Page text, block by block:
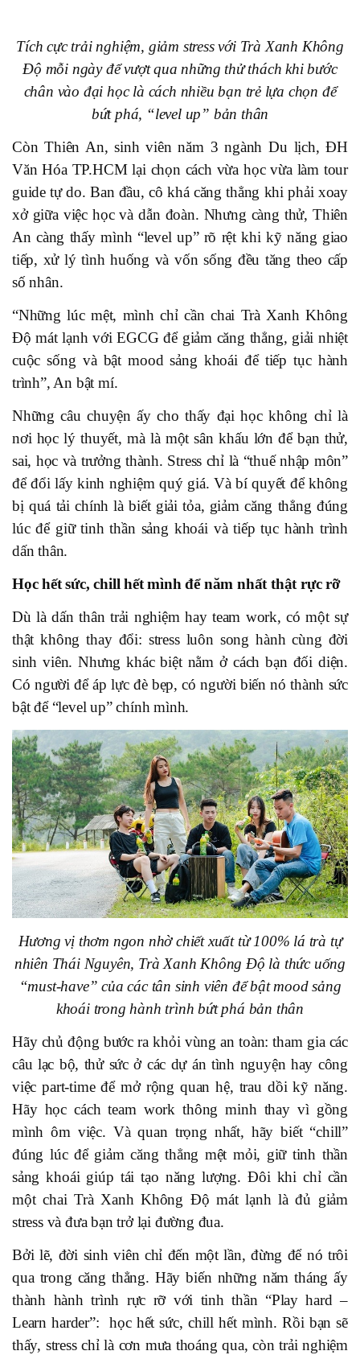
Tích cực trải nghiệm, giảm stress với Trà Xanh Không
Độ mỗi ngày để vượt qua những thử thách khi bước
chân vào đại học là cách nhiều bạn trẻ lựa chọn để
bứt phá, “level up” bản thân
Còn Thiên An, sinh viên năm 3 ngành Du lịch, ĐH
Văn Hóa TP.HCM lại chọn cách vừa học vừa làm tour
guide tự do. Ban đầu, cô khá căng thẳng khi phải xoay
xở giữa việc học và dẫn đoàn. Nhưng càng thử, Thiên
An càng thấy mình “level up” rõ rệt khi kỹ năng giao
tiếp, xử lý tình huống và vốn sống đều tăng theo cấp
số nhân.
“Những lúc mệt, mình chỉ cần chai Trà Xanh Không
Độ mát lạnh với EGCG để giảm căng thẳng, giải nhiệt
cuộc sống và bật mood sảng khoái để tiếp tục hành
trình”, An bật mí.
Những câu chuyện ấy cho thấy đại học không chỉ là
nơi học lý thuyết, mà là một sân khấu lớn để bạn thử,
sai, học và trưởng thành. Stress chỉ là “thuế nhập môn”
để đổi lấy kinh nghiệm quý giá. Và bí quyết để không
bị quá tải chính là biết giải tỏa, giảm căng thẳng đúng
lúc để giữ tinh thần sảng khoái và tiếp tục hành trình
dấn thân.
Học hết sức, chill hết mình để năm nhất thật rực rỡ
Dù là dấn thân trải nghiệm hay team work, có một sự
thật không thay đổi: stress luôn song hành cùng đời
sinh viên. Nhưng khác biệt nằm ở cách bạn đối diện.
Có người để áp lực đè bẹp, có người biến nó thành sức
bật để “level up” chính mình.
Hương vị thơm ngon nhờ chiết xuất từ 100% lá trà tự
nhiên Thái Nguyên, Trà Xanh Không Độ là thức uống
“must-have” của các tân sinh viên để bật mood sảng
khoái trong hành trình bứt phá bản thân
Hãy chủ động bước ra khỏi vùng an toàn: tham gia các
câu lạc bộ, thử sức ở các dự án tình nguyện hay công
việc part-time để mở rộng quan hệ, trau dồi kỹ năng.
Hãy học cách team work thông minh thay vì gồng
mình ôm việc. Và quan trọng nhất, hãy biết “chill”
đúng lúc để giảm căng thẳng mệt mỏi, giữ tinh thần
sảng khoái giúp tái tạo năng lượng. Đôi khi chỉ cần
một chai Trà Xanh Không Độ mát lạnh là đủ giảm
stress và đưa bạn trở lại đường đua.
Bởi lẽ, đời sinh viên chỉ đến một lần, đừng để nó trôi
qua trong căng thẳng. Hãy biến những năm tháng ấy
thành hành trình rực rỡ với tinh thần “Play hard –
Learn harder”: học hết sức, chill hết mình. Rồi bạn sẽ
thấy, stress chỉ là cơn mưa thoáng qua, còn trải nghiệm